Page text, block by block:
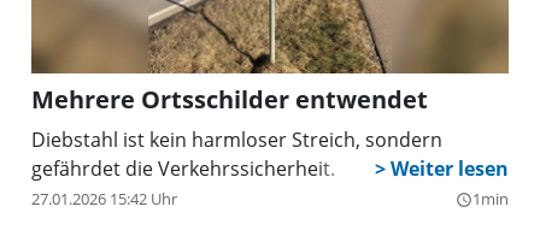
Mehrere Ortsschilder entwendet
Diebstahl ist kein harmloser Streich, sondern
gefährdet die Verkehrssicherheit.
27.01.2026 15:42 Uhr query_builder1min